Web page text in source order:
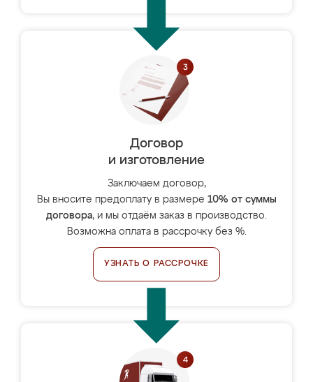
Договор
и изготовление
Заключаем договор,
Вы вносите предоплату в размере 10% от суммы
договора, и мы отдаём заказ в производство.
Возможна оплата в рассрочку без %.
УЗНАТЬ О РАССРОЧКЕ